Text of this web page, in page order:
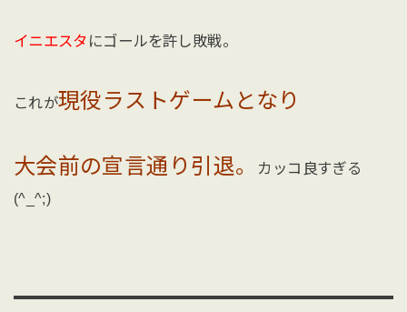
イニエスタ にゴールを許し敗戦。
これが現役ラストゲームとなり
大会前の宣言通り引退。
カッコ良すぎる
(^_^;)